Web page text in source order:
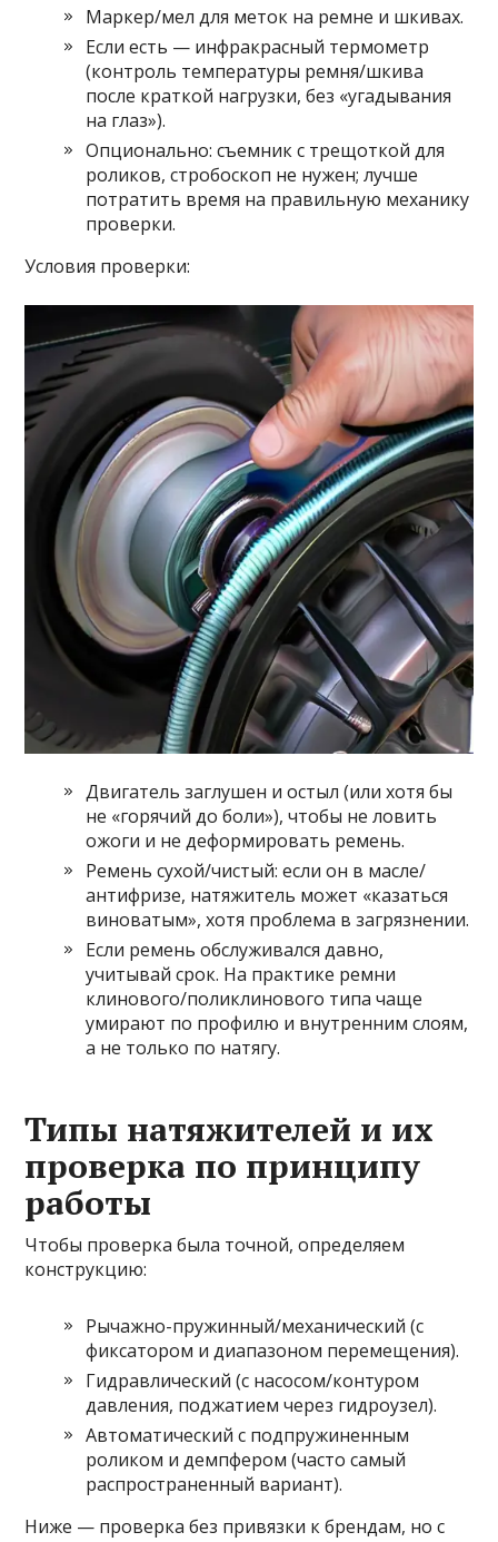
Маркер/мел для меток на ремне и шкивах.
Если есть — инфракрасный термометр
(контроль температуры ремня/шкива
после краткой нагрузки, без «угадывания
на глаз»).
Опционально: съемник с трещоткой для
роликов, стробоскоп не нужен; лучше
потратить время на правильную механику
проверки.
Условия проверки:
Двигатель заглушен и остыл (или хотя бы
не «горячий до боли»), чтобы не ловить
ожоги и не деформировать ремень.
Ремень сухой/чистый: если он в масле/
антифризе, натяжитель может «казаться
виноватым», хотя проблема в загрязнении.
Если ремень обслуживался давно,
учитывай срок. На практике ремни
клинового/поликлинового типа чаще
умирают по профилю и внутренним слоям,
а не только по натягу.
Типы натяжителей и их
проверка по принципу
работы
Чтобы проверка была точной, определяем
конструкцию:
Рычажно-пружинный/механический (с
фиксатором и диапазоном перемещения).
Гидравлический (с насосом/контуром
давления, поджатием через гидроузел).
Автоматический с подпружиненным
роликом и демпфером (часто самый
распространенный вариант).
Ниже — проверка без привязки к брендам, но с